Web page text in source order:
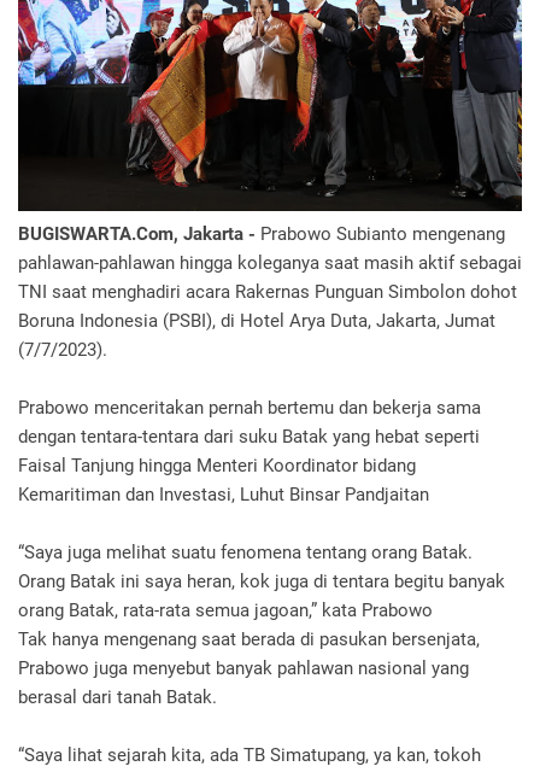
BUGISWARTA.Com, Jakarta - Prabowo Subianto mengenang
pahlawan-pahlawan hingga koleganya saat masih aktif sebagai
TNI saat menghadiri acara Rakernas Punguan Simbolon dohot
Boruna Indonesia (PSBI), di Hotel Arya Duta, Jakarta, Jumat
(7/7/2023).
Prabowo menceritakan pernah bertemu dan bekerja sama
dengan tentara-tentara dari suku Batak yang hebat seperti
Faisal Tanjung hingga Menteri Koordinator bidang
Kemaritiman dan Investasi, Luhut Binsar Pandjaitan
“Saya juga melihat suatu fenomena tentang orang Batak.
Orang Batak ini saya heran, kok juga di tentara begitu banyak
orang Batak, rata-rata semua jagoan,” kata Prabowo
Tak hanya mengenang saat berada di pasukan bersenjata,
Prabowo juga menyebut banyak pahlawan nasional yang
berasal dari tanah Batak.
“Saya lihat sejarah kita, ada TB Simatupang, ya kan, tokoh